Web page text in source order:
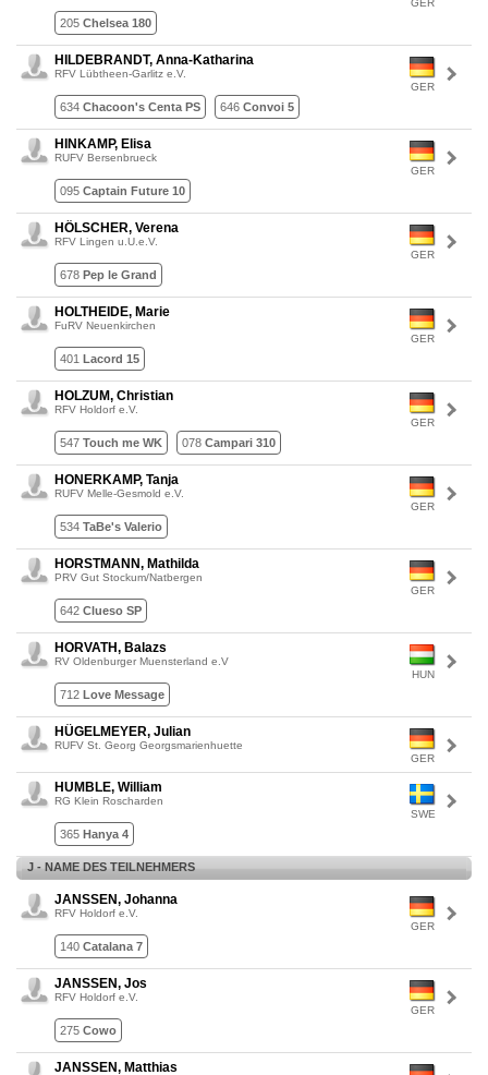
GER
205 Chelsea 180
GER
HILDEBRANDT, Anna-Katharina
RFV Lübtheen-Garlitz e.V.
634 Chacoon's Centa PS 646 Convoi 5
GER
HINKAMP, Elisa
RUFV Bersenbrueck
095 Captain Future 10
GER
HÖLSCHER, Verena
RFV Lingen u.U.e.V.
678 Pep le Grand
GER
HOLTHEIDE, Marie
FuRV Neuenkirchen
401 Lacord 15
GER
HOLZUM, Christian
RFV Holdorf e.V.
547 Touch me WK 078 Campari 310
GER
HONERKAMP, Tanja
RUFV Melle-Gesmold e.V.
534 TaBe's Valerio
GER
HORSTMANN, Mathilda
PRV Gut Stockum/Natbergen
642 Clueso SP
HUN
HORVATH, Balazs
RV Oldenburger Muensterland e.V
712 Love Message
GER
HÜGELMEYER, Julian
RUFV St. Georg Georgsmarienhuette
SWE
HUMBLE, William
RG Klein Roscharden
365 Hanya 4
J - NAME DES TEILNEHMERS
GER
JANSSEN, Johanna
RFV Holdorf e.V.
140 Catalana 7
GER
JANSSEN, Jos
RFV Holdorf e.V.
275 Cowo
JANSSEN, Matthias